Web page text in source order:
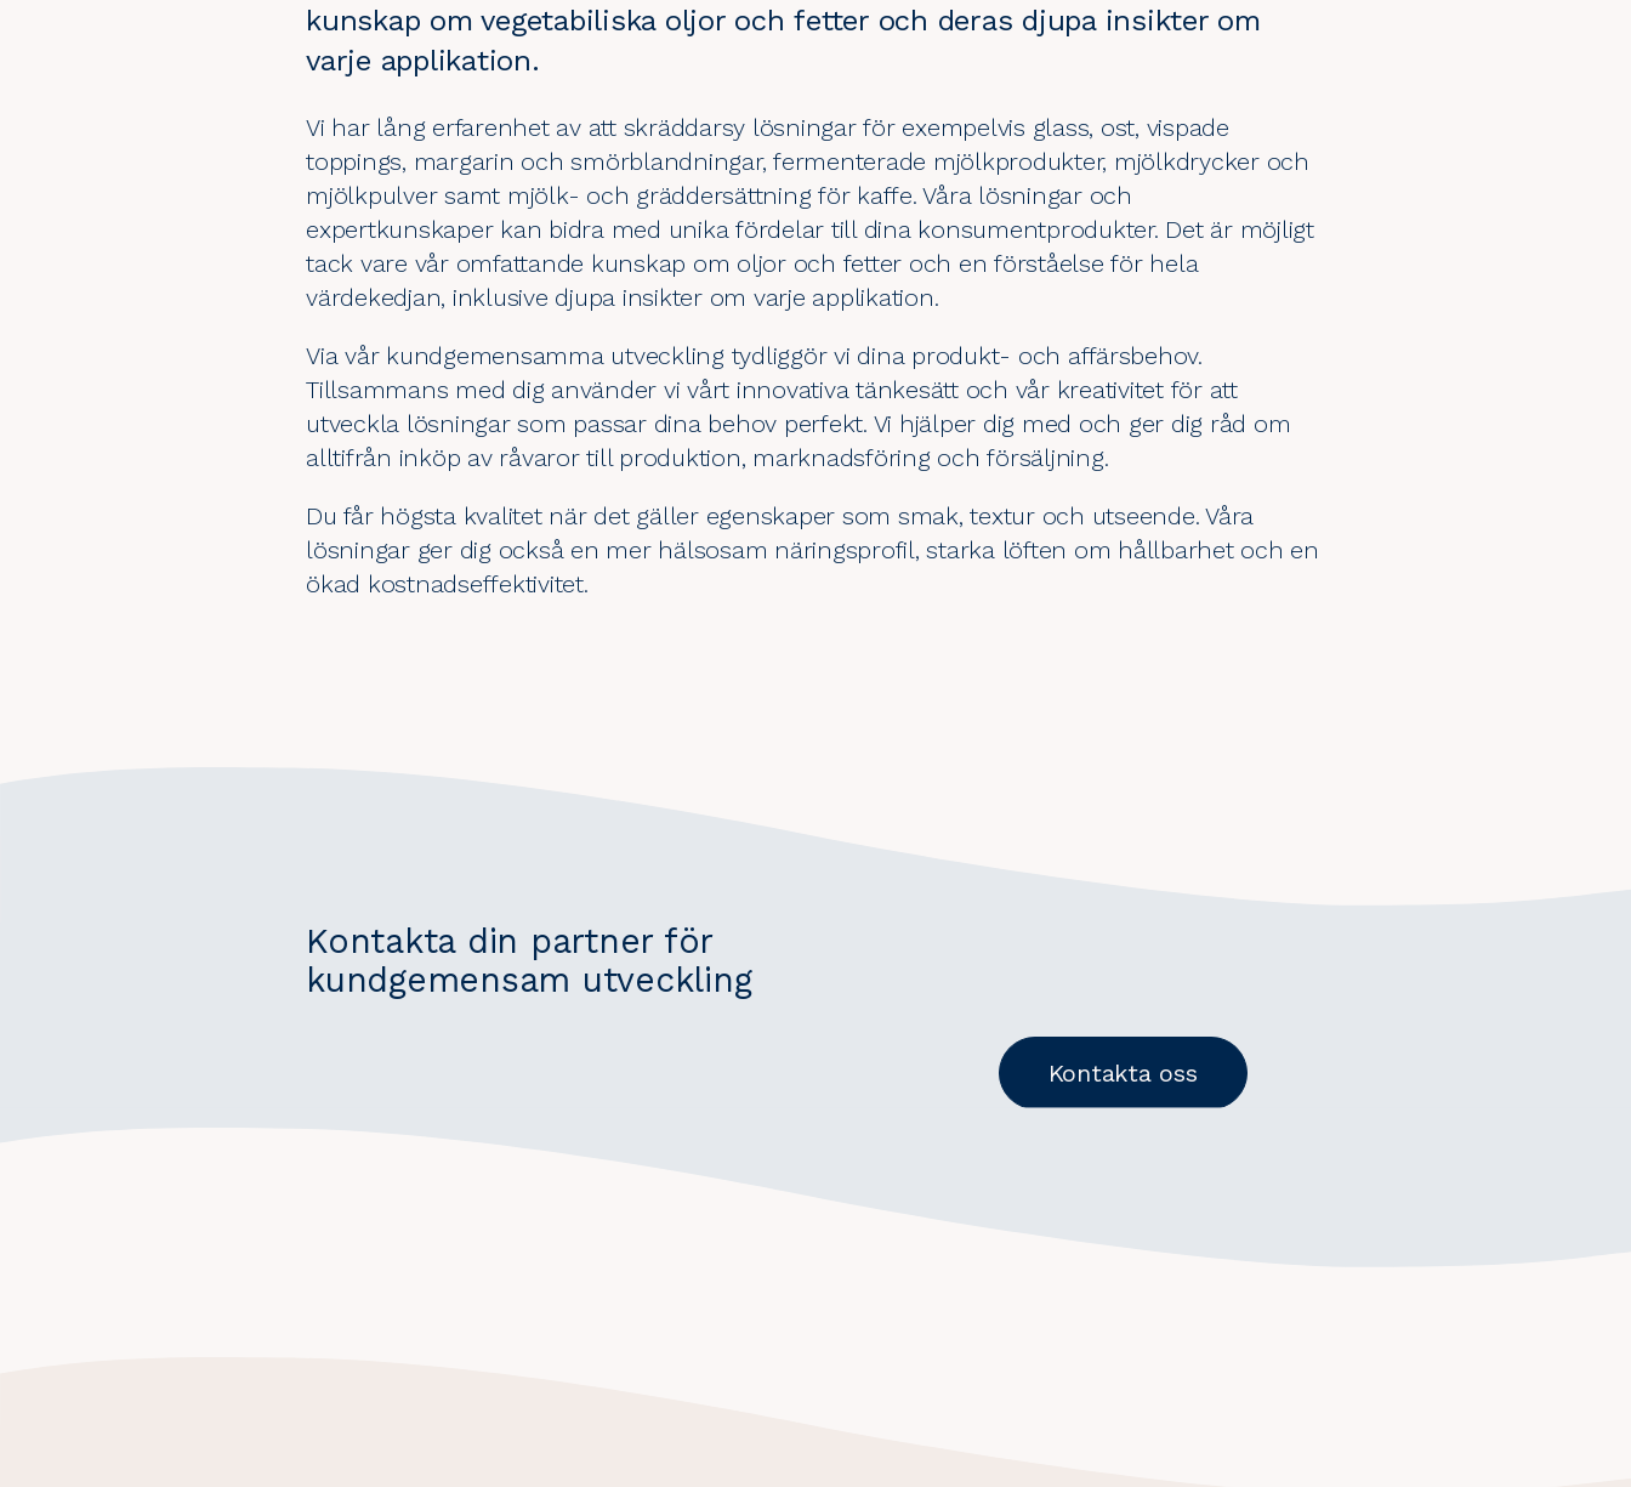
kunskap om vegetabiliska oljor och fetter och deras djupa insikter om
varje applikation.
Vi har lång erfarenhet av att skräddarsy lösningar för exempelvis glass, ost, vispade
toppings, margarin och smörblandningar, fermenterade mjölkprodukter, mjölkdrycker och
mjölkpulver samt mjölk- och gräddersättning för kaffe. Våra lösningar och
expertkunskaper kan bidra med unika fördelar till dina konsumentprodukter. Det är möjligt
tack vare vår omfattande kunskap om oljor och fetter och en förståelse för hela
värdekedjan, inklusive djupa insikter om varje applikation.
Via vår kundgemensamma utvecklingtydliggör vi dina produkt- och affärsbehov.
Tillsammans med dig använder vi vårt innovativa tänkesätt och vår kreativitet för att
utveckla lösningar som passar dina behov perfekt. Vi hjälper dig med och ger dig råd om
alltifrån inköp av råvaror till produktion, marknadsföring och försäljning.
Du får högsta kvalitet när det gäller egenskaper som smak, textur och utseende. Våra
lösningar ger dig också en mer hälsosam näringsprofil, starka löften om hållbarhet och en
ökad kostnadseffektivitet.
Kontakta din partner för
kundgemensam utveckling
Kontakta oss